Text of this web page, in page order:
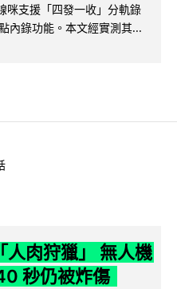
支援「四發一收」分軌錄
內錄功能。本文經實測其...
人肉狩獵」 無人機
秒仍被炸傷